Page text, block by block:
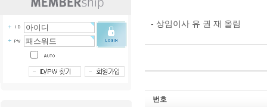
- 상임이사 유 권 재 올림
번호